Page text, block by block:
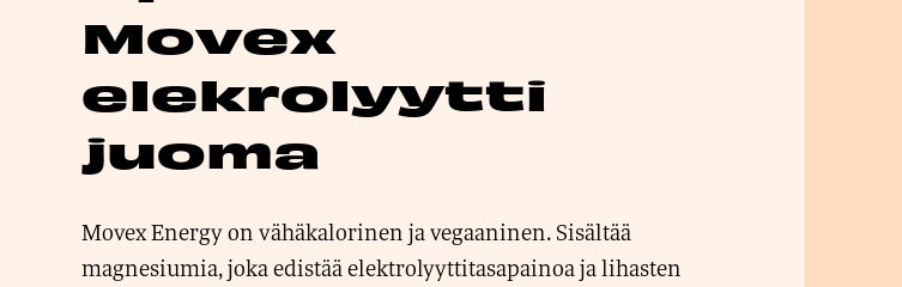
Movex
elekrolyytti
juoma
Movex Energy on vähäkalorinen ja vegaaninen. Sisältää
magnesiumia, joka edistää elektrolyyttitasapainoa ja lihasten